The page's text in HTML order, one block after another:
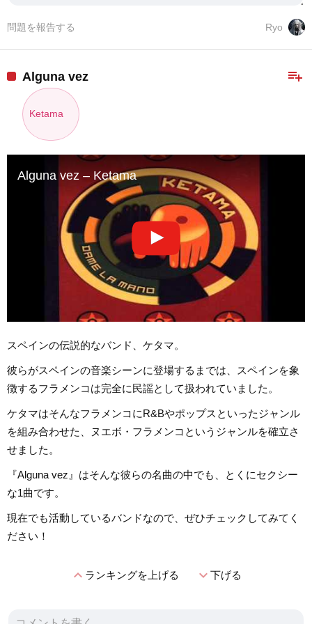
Ryo
問題を報告する
playlist_add
Alguna vez
Ketama
Alguna vez – Ketama
スペインの伝説的なバンド、ケタマ。
彼らがスペインの音楽シーンに登場するまでは、スペインを象
徴するフラメンコは完全に民謡として扱われていました。
ケタマはそんなフラメンコにR&Bやポップスといったジャンル
を組み合わせた、ヌエボ・フラメンコというジャンルを確立さ
せました。
『Alguna vez』はそんな彼らの名曲の中でも、とくにセクシー
な1曲です。
現在でも活動しているバンドなので、ぜひチェックしてみてく
ださい！
expand_lessランキングを上げる expand_more下げる